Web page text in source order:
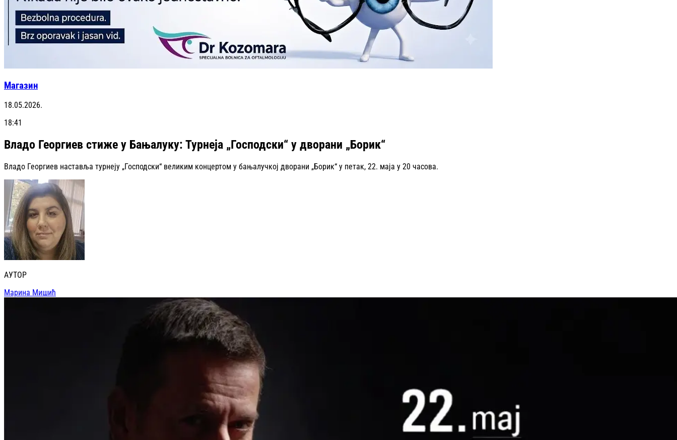
Магазин
18.05.2026.
18:41
Владо Георгиев стиже у Бањалуку: Турнеја „Господски“ у дворани „Борик“
Владо Георгиев наставља турнеју „Господски“ великим концертом у бањалучкој дворани „Борик“ у петак, 22. маја у 20 часова.
АУТОР
Марина Мишић